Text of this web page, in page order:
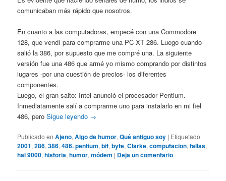
comunicaban más rápido que nosotros.
En cuanto a las computadoras, empecé con una Commodore
128, que vendí para comprarme una PC XT 286. Luego cuando
salió la 386, por supuesto que me compré una. La siguiente
versión fue una 486 que armé yo mismo comprando por distintos
lugares -por una cuestión de precios- los diferentes
componentes.
Luego, el gran salto: Intel anunció el procesador Pentium.
Inmediatamente salí a comprarme uno para instalarlo en mi fiel
486, peroSigue leyendo →
Publicado en Ajeno,Algo de humor,Qué antiguo soy | Etiquetado
2001,286,386,486. pentium,bit,byte,Clarke,computacion,fallas,
hal 9000,historia,humor,módem | Deja un comentario